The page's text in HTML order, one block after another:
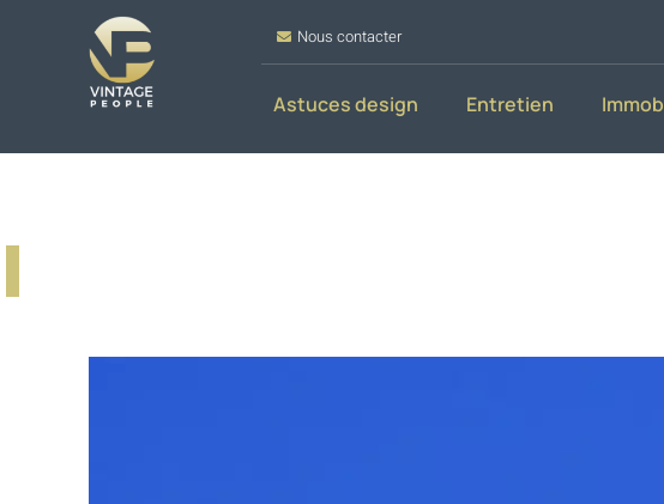
Nous contacter
Astuces design Entretien